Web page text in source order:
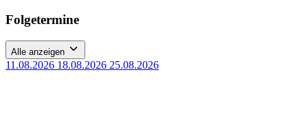
Folgetermine
Alle anzeigen
11.08.2026 18.08.2026 25.08.2026